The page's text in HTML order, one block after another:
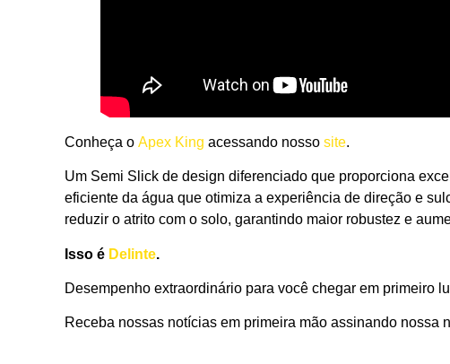
Conheça o Apex King acessando nosso site.
Um Semi Slick de design diferenciado que proporciona
eficiente da água que otimiza a experiência de direção e
reduzir o atrito com o solo, garantindo maior robustez e
Isso é Delinte.
Desempenho extraordinário para você chegar em primeiro
Receba nossas notícias em primeira mão assinando nossa